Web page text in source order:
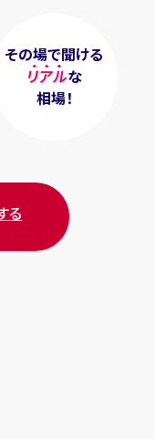
その場で聞ける
リアルな
相場！
る